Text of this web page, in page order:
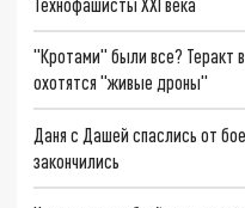
"Кротами" были все? Теракт
охотятся "живые дроны"
Даня с Дашей спаслись от
закончились